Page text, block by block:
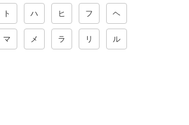
ト ハ ヒ フ ヘ
マ メ ラ リ ル